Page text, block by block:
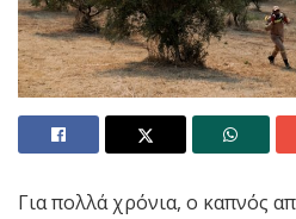
Για πολλά χρόνια, ο καπνός